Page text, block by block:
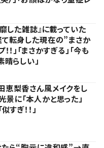
した雑誌』に載っていた
て転身した現在の”まさか
」「まさかすぎる」「今も
晴らしい」
梨香さん風メイクをし
に「本人かと思った」
すぎ！！」